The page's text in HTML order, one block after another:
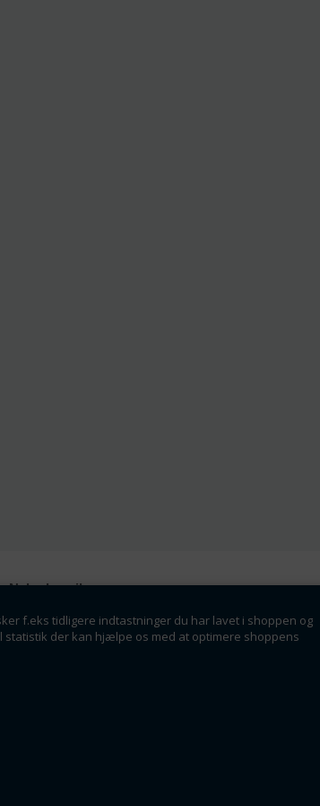
f.eks tidligere indtastninger du har lavet i shoppen og
statistik der kan hjælpe os med at optimere shoppens
Nyhedsmail
nyhedsbrev og få rabatter og
som en af de første.